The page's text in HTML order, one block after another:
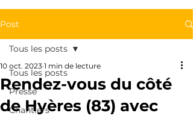
Post
Tous les posts
Presse
Chantiers
Tous les posts
Rendez-vous du côté
de Hyères (83) avec
10 oct. 2023 1 min de lecture